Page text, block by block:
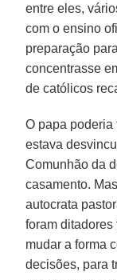
entre eles,
com o ensino
preparação
concentrasse
de católicos
O papa
estava
Comunhão da
casamento. Mas
autocrata
foram
mudar a forma
decisões, para